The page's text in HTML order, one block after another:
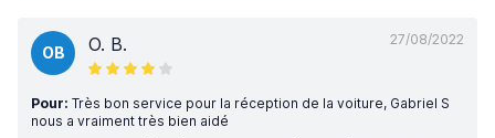
27/08/2022
OB O. B.
Pour: Très bon service pour la réception de la voiture, Gabriel S
nous a vraiment très bien aidé